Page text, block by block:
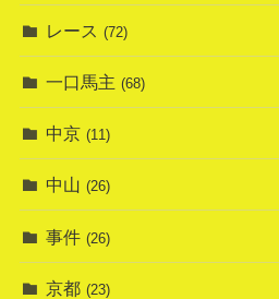
レース (72)
一口馬主 (68)
中京 (11)
中山 (26)
事件 (26)
京都 (23)